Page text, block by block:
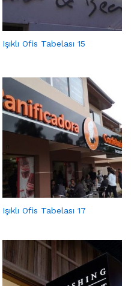
Işıklı Ofis Tabelası 15
Işıklı Ofis Tabelası 17